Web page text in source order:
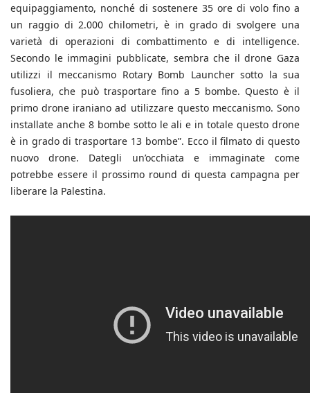
equipaggiamento, nonché di sostenere 35 ore di volo fino a
un raggio di 2.000 chilometri, è in grado di svolgere una
varietà di operazioni di combattimento e di intelligence.
Secondo le immagini pubblicate, sembra che il drone Gaza
utilizzi il meccanismo Rotary Bomb Launcher sotto la sua
fusoliera, che può trasportare fino a 5 bombe. Questo è il
primo drone iraniano ad utilizzare questo meccanismo. Sono
installate anche 8 bombe sotto le ali e in totale questo drone
è in grado di trasportare 13 bombe”. Ecco il filmato di questo
nuovo drone. Dategli un’occhiata e immaginate come
potrebbe essere il prossimo round di questa campagna per
liberare la Palestina.